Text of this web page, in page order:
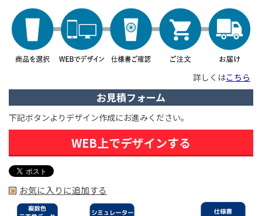
詳しくはこちら
お見積フォーム
下記ボタンよりデザイン作成にお進みください。
WEB上でデザインする
お気に入りに追加する